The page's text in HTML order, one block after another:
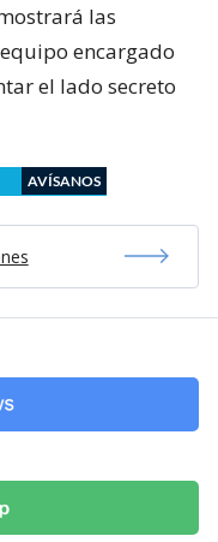
las
encargado
el lado secreto
AVÍSANOS